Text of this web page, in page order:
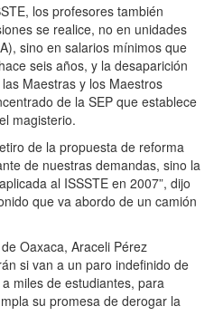
los profesores también
se realice, no en unidades
sino en salarios mínimos que
seis años, y la desaparición
Maestras y los Maestros
de la SEP que establece
magisterio.
de la propuesta de reforma
de nuestras demandas, sino la
al ISSSTE en 2007”, dijo
que va abordo de un camión
Oaxaca, Araceli Pérez
si van a un paro indefinido de
miles de estudiantes, para
su promesa de derogar la